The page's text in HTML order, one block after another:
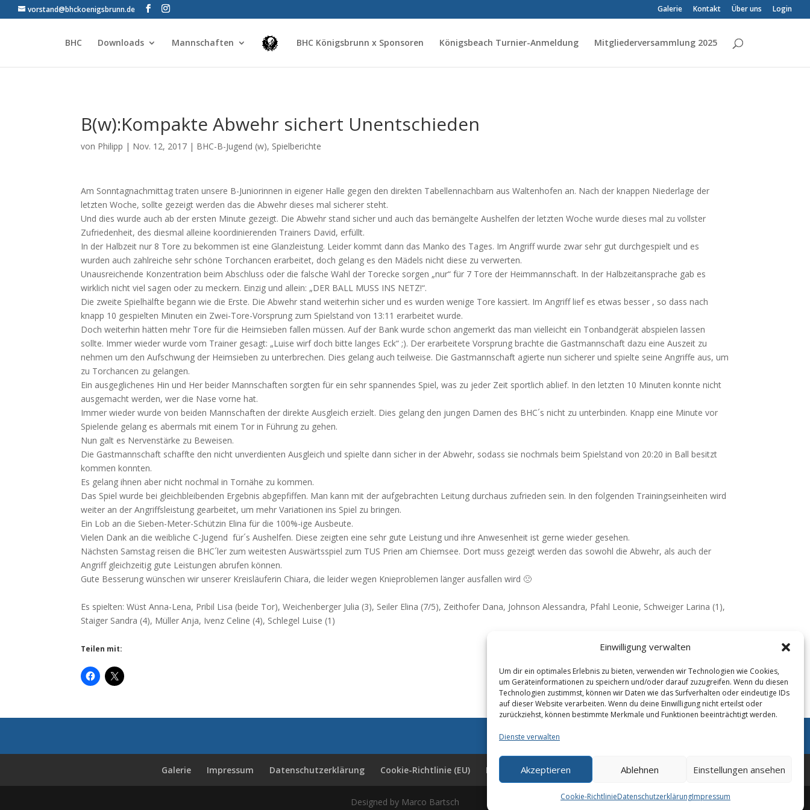
Einwilligung verwalten
Um dir ein optimales Erlebnis zu bieten, verwenden wir Technologien wie Cookies,
um Geräteinformationen zu speichern und/oder darauf zuzugreifen. Wenn du diesen
Technologien zustimmst, können wir Daten wie das Surfverhalten oder eindeutige IDs
auf dieser Website verarbeiten. Wenn du deine Einwilligung nicht erteilst oder
zurückziehst, können bestimmte Merkmale und Funktionen beeinträchtigt werden.
Dienste verwalten
Akzeptieren Ablehnen Einstellungen ansehen
Cookie-RichtlinieDatenschutzerklärungImpressum
vorstand@bhckoenigsbrunn.de Galerie Kontakt Über uns Login
BHC Downloads Mannschaften BHC Königsbrunn x Sponsoren Königsbeach Turnier-Anmeldung Mitgliederversammlung 2025
B(w):Kompakte Abwehr sichert Unentschieden
von Philipp | Nov. 12, 2017 | BHC-B-Jugend (w), Spielberichte
Am Sonntagnachmittag traten unsere B-Juniorinnen in eigener Halle gegen den direkten Tabellennachbarn aus Waltenhofen an. Nach der knappen Niederlage der
letzten Woche, sollte gezeigt werden das die Abwehr dieses mal sicherer steht.
Und dies wurde auch ab der ersten Minute gezeigt. Die Abwehr stand sicher und auch das bemängelte Aushelfen der letzten Woche wurde dieses mal zu vollster
Zufriedenheit, des diesmal alleine koordinierenden Trainers David, erfüllt.
In der Halbzeit nur 8 Tore zu bekommen ist eine Glanzleistung. Leider kommt dann das Manko des Tages. Im Angriff wurde zwar sehr gut durchgespielt und es
wurden auch zahlreiche sehr schöne Torchancen erarbeitet, doch gelang es den Mädels nicht diese zu verwerten.
Unausreichende Konzentration beim Abschluss oder die falsche Wahl der Torecke sorgen „nur“ für 7 Tore der Heimmannschaft. In der Halbzeitansprache gab es
wirklich nicht viel sagen oder zu meckern. Einzig und allein: „DER BALL MUSS INS NETZ!“.
Die zweite Spielhälfte begann wie die Erste. Die Abwehr stand weiterhin sicher und es wurden wenige Tore kassiert. Im Angriff lief es etwas besser , so dass nach
knapp 10 gespielten Minuten ein Zwei-Tore-Vorsprung zum Spielstand von 13:11 erarbeitet wurde.
Doch weiterhin hätten mehr Tore für die Heimsieben fallen müssen. Auf der Bank wurde schon angemerkt das man vielleicht ein Tonbandgerät abspielen lassen
sollte. Immer wieder wurde vom Trainer gesagt: „Luise wirf doch bitte langes Eck“ ;). Der erarbeitete Vorsprung brachte die Gastmannschaft dazu eine Auszeit zu
nehmen um den Aufschwung der Heimsieben zu unterbrechen. Dies gelang auch teilweise. Die Gastmannschaft agierte nun sicherer und spielte seine Angriffe aus, um
zu Torchancen zu gelangen.
Ein ausgeglichenes Hin und Her beider Mannschaften sorgten für ein sehr spannendes Spiel, was zu jeder Zeit sportlich ablief. In den letzten 10 Minuten konnte nicht
ausgemacht werden, wer die Nase vorne hat.
Immer wieder wurde von beiden Mannschaften der direkte Ausgleich erzielt. Dies gelang den jungen Damen des BHC´s nicht zu unterbinden. Knapp eine Minute vor
Spielende gelang es abermals mit einem Tor in Führung zu gehen.
Nun galt es Nervenstärke zu Beweisen.
Die Gastmannschaft schaffte den nicht unverdienten Ausgleich und spielte dann sicher in der Abwehr, sodass sie nochmals beim Spielstand von 20:20 in Ball besitzt
kommen konnten.
Es gelang ihnen aber nicht nochmal in Tornähe zu kommen.
Das Spiel wurde bei gleichbleibenden Ergebnis abgepfiffen. Man kann mit der aufgebrachten Leitung durchaus zufrieden sein. In den folgenden Trainingseinheiten wird
weiter an der Angriffsleistung gearbeitet, um mehr Variationen ins Spiel zu bringen.
Ein Lob an die Sieben-Meter-Schützin Elina für die 100%-ige Ausbeute.
Vielen Dank an die weibliche C-Jugend für´s Aushelfen. Diese zeigten eine sehr gute Leistung und ihre Anwesenheit ist gerne wieder gesehen.
Nächsten Samstag reisen die BHC´ler zum weitesten Auswärtsspiel zum TUS Prien am Chiemsee. Dort muss gezeigt werden das sowohl die Abwehr, als auch der
Angriff gleichzeitig gute Leistungen abrufen können.
Gute Besserung wünschen wir unserer Kreisläuferin Chiara, die leider wegen Knieproblemen länger ausfallen wird 🙁
Es spielten: Wüst Anna-Lena, Pribil Lisa (beide Tor), Weichenberger Julia (3), Seiler Elina (7/5), Zeithofer Dana, Johnson Alessandra, Pfahl Leonie, Schweiger Larina (1),
Staiger Sandra (4), Müller Anja, Ivenz Celine (4), Schlegel Luise (1)
Teilen mit:
Galerie Impressum Datenschutzerklärung Cookie-Richtlinie (EU) Downloads Kontakt Über uns
Designed by Marco Bartsch